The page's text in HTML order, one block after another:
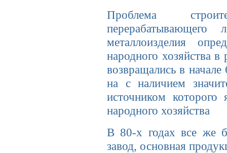
Проблема
металлоизделия
народного хозяйства
возвращались в
на с наличием
источником которого
народ­ного хозяйства
В 80-х годах все же
завод, основная